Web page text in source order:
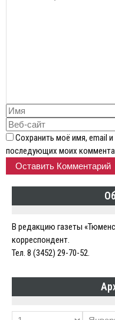
Сохранить моё имя, email
последующих моих
В редакцию газеты
корреспондент.
Тел. 8 (3452) 29-70-52.